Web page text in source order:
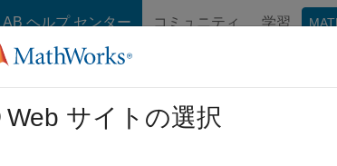
ヘルプ センター コミュニティ 学習
のホーム
び SoC 開発
Simulate and
Web サイトの選択